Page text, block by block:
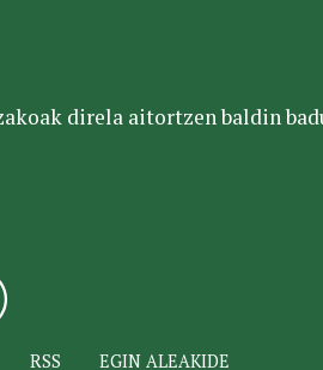
direla aitortzen baldin
RSS EGIN ALEAKIDE